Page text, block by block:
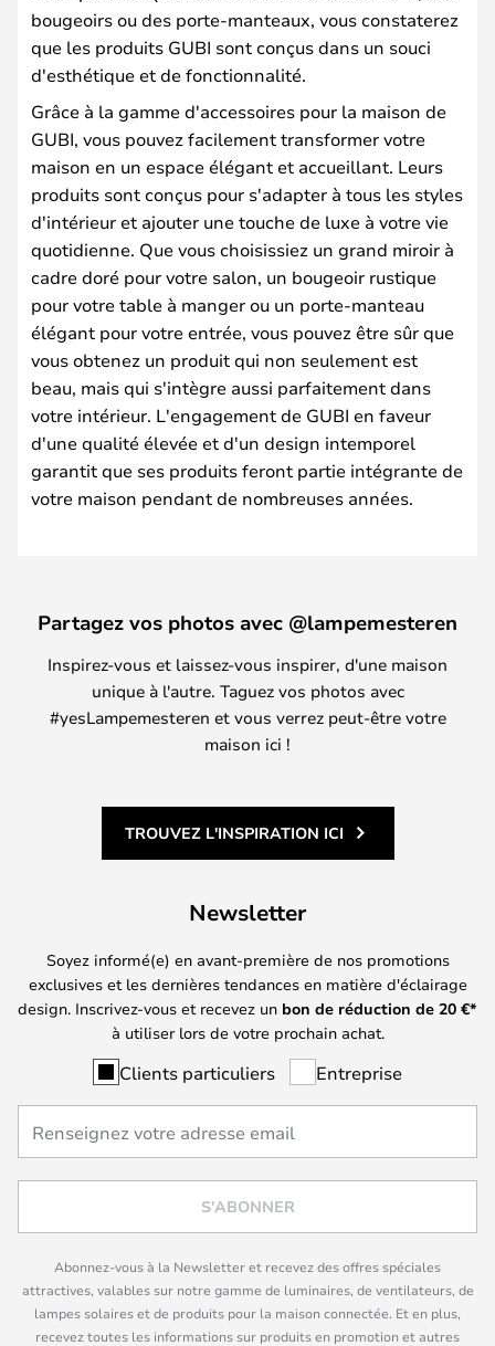
bougeoirs ou des porte-manteaux, vous constaterez
que les produits GUBI sont conçus dans un souci
d'esthétique et de fonctionnalité.
Grâce à la gamme d'accessoires pour la maison de
GUBI, vous pouvez facilement transformer votre
maison en un espace élégant et accueillant. Leurs
produits sont conçus pour s'adapter à tous les styles
d'intérieur et ajouter une touche de luxe à votre vie
quotidienne. Que vous choisissiez un grand miroir à
cadre doré pour votre salon, un bougeoir rustique
pour votre table à manger ou un porte-manteau
élégant pour votre entrée, vous pouvez être sûr que
vous obtenez un produit qui non seulement est
beau, mais qui s'intègre aussi parfaitement dans
votre intérieur. L'engagement de GUBI en faveur
d'une qualité élevée et d'un design intemporel
garantit que ses produits feront partie intégrante de
votre maison pendant de nombreuses années.
Partagez vos photos avec @lampemesteren
Inspirez-vous et laissez-vous inspirer, d'une maison
unique à l'autre. Taguez vos photos avec
#yesLampemesteren et vous verrez peut-être votre
maison ici !
TROUVEZ L'INSPIRATION ICI
Newsletter
Soyez informé(e) en avant-première de nos promotions
exclusives et les dernières tendances en matière d'éclairage
design. Inscrivez-vous et recevez un bon de réduction de 20 €*
à utiliser lors de votre prochain achat.
Clients particuliers Entreprise
S'ABONNER
Abonnez-vous à la Newsletter et recevez des offres spéciales
attractives, valables sur notre gamme de luminaires, de ventilateurs, de
lampes solaires et de produits pour la maison connectée. Et en plus,
recevez toutes les informations sur produits en promotion et autres